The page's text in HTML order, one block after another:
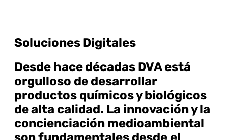
Soluciones Digitales
Desde hace décadas DVA está
orgulloso de desarrollar
productos químicos y biológicos
de alta calidad. La innovación y la
concienciación medioambiental